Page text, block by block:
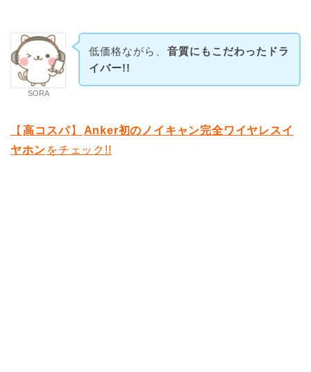
SORA
低価格ながら、 音質にもこだわったドラ
イバー!!
【 高コスパ 】
Anker初のノイキャン完全ワイヤレスイ
ヤホン をチェック!!